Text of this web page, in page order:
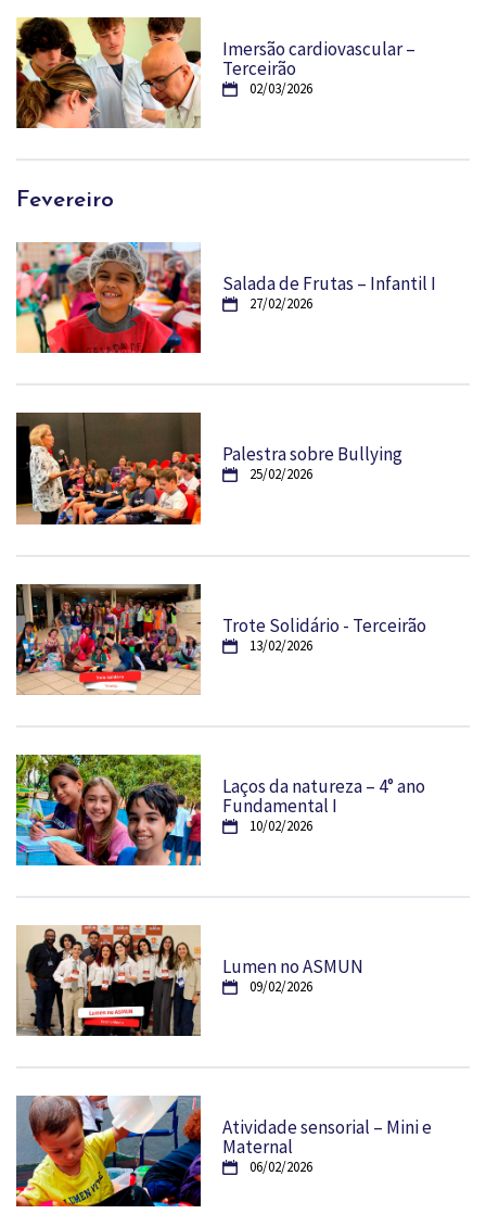
Imersão cardiovascular –
Terceirão
02/03/2026
Fevereiro
Salada de Frutas – Infantil I
27/02/2026
Palestra sobre Bullying
25/02/2026
Trote Solidário - Terceirão
13/02/2026
Laços da natureza – 4° ano
Fundamental I
10/02/2026
Lumen no ASMUN
09/02/2026
Atividade sensorial – Mini e
Maternal
06/02/2026